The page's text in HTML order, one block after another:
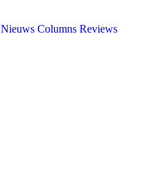
Nieuws Columns Reviews